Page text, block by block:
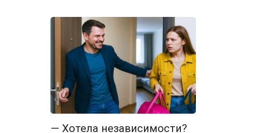
— Хотела независимости?